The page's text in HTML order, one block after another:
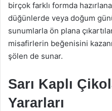
birçok farklı formda
düğünlerde veya doğum
sunumlarla ön plana
misafirlerin beğenisini
şölen de sunar.
Sarı Kaplı
Yararları